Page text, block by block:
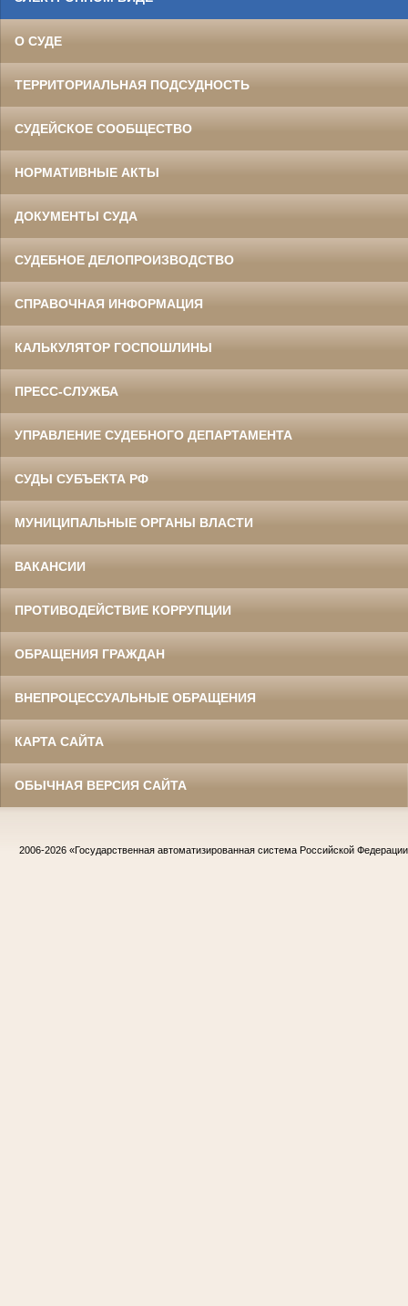
О СУДЕ
ТЕРРИТОРИАЛЬНАЯ ПОДСУДНОСТЬ
СУДЕЙСКОЕ СООБЩЕСТВО
НОРМАТИВНЫЕ АКТЫ
ДОКУМЕНТЫ СУДА
СУДЕБНОЕ ДЕЛОПРОИЗВОДСТВО
СПРАВОЧНАЯ ИНФОРМАЦИЯ
КАЛЬКУЛЯТОР ГОСПОШЛИНЫ
ПРЕСС-СЛУЖБА
УПРАВЛЕНИЕ СУДЕБНОГО ДЕПАРТАМЕНТА
СУДЫ СУБЪЕКТА РФ
МУНИЦИПАЛЬНЫЕ ОРГАНЫ ВЛАСТИ
ВАКАНСИИ
ПРОТИВОДЕЙСТВИЕ КОРРУПЦИИ
ОБРАЩЕНИЯ ГРАЖДАН
ВНЕПРОЦЕССУАЛЬНЫЕ ОБРАЩЕНИЯ
КАРТА САЙТА
ОБЫЧНАЯ ВЕРСИЯ САЙТА
2006-2026 «Государственная автоматизированная система Российской